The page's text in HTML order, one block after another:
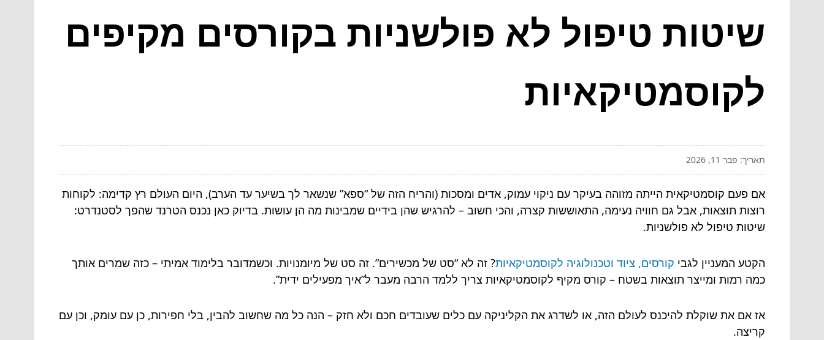
שיטות טיפול לא פולשניות בקורסים מקיפים
לקוסמטיקאיות
תאריך: פבר 11, 2026
אם פעם קוסמטיקאית הייתה מזוהה בעיקר עם ניקוי עמוק, אדים ומסכות (והריח הזה של “ספא” שנשאר לך בשיער עד הערב), היום העולם רץ קדימה: לקוחות
רוצות תוצאות, אבל גם חוויה נעימה, התאוששות קצרה, והכי חשוב – להרגיש שהן בידיים שמבינות מה הן עושות. בדיוק כאן נכנס הטרנד שהפך לסטנדרט:
שיטות טיפול לא פולשניות.
הקטע המעניין לגבי קורסים, ציוד וטכנולוגיה לקוסמטיקאיות? זה לא “סט של מכשירים”. זה סט של מיומנויות. וכשמדובר בלימוד אמיתי – כזה שמרים אותך
כמה רמות ומייצר תוצאות בשטח – קורס מקיף לקוסמטיקאיות צריך ללמד הרבה מעבר ל”איך מפעילים ידית”.
אז אם את שוקלת להיכנס לעולם הזה, או לשדרג את הקליניקה עם כלים שעובדים חכם ולא חזק – הנה כל מה שחשוב להבין, בלי חפירות, כן עם עומק, וכן עם
קריצה.